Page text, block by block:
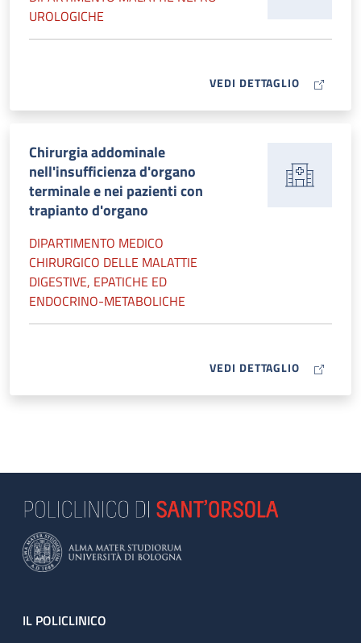
UROLOGICHE
VEDI DETTAGLIO MAP ICON
Chirurgia addominale
nell'insufficienza d'organo
terminale e nei pazienti con
trapianto d'organo
DIPARTIMENTO MEDICO
CHIRURGICO DELLE MALATTIE
DIGESTIVE, EPATICHE ED
ENDOCRINO-METABOLICHE
VEDI DETTAGLIO MAP ICON
Footer
IL POLICLINICO